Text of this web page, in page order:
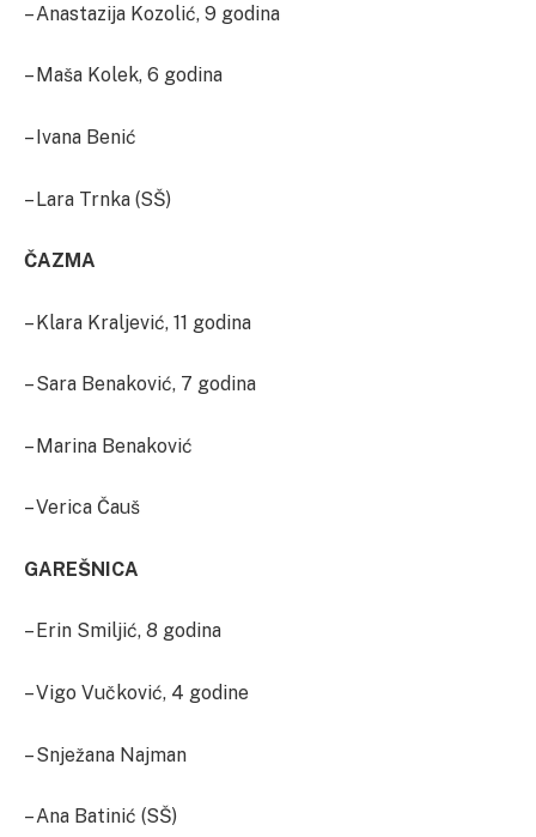
– Anastazija Kozolić, 9 godina
– Maša Kolek, 6 godina
– Ivana Benić
– Lara Trnka (SŠ)
ČAZMA
– Klara Kraljević, 11 godina
– Sara Benaković, 7 godina
– Marina Benaković
– Verica Čauš
GAREŠNICA
– Erin Smiljić, 8 godina
– Vigo Vučković, 4 godine
– Snježana Najman
– Ana Batinić (SŠ)